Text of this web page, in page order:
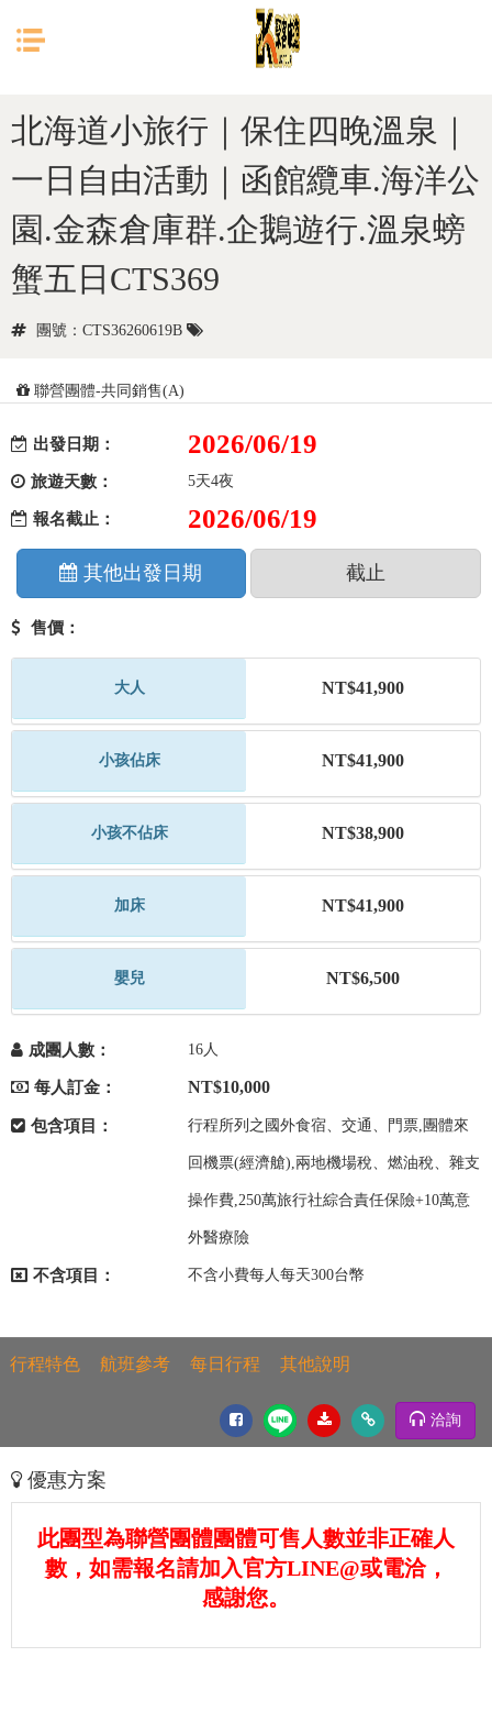
目前位置： 北海道
北海道小旅行｜保住四晚溫泉｜
一日自由活動｜函館纜車.海洋公
園.金森倉庫群.企鵝遊行.溫泉螃
蟹五日CTS369
團號：CTS36260619B
聯營團體-共同銷售(A)
出發日期： 2026/06/19
旅遊天數： 5天4夜
報名截止： 2026/06/19
其他出發日期 截止
售價：
大人 NT$41,900
小孩佔床 NT$41,900
小孩不佔床 NT$38,900
加床 NT$41,900
嬰兒 NT$6,500
成團人數： 16人
每人訂金： NT$10,000
包含項目： 行程所列之國外食宿、交通、門票,團體來
回機票(經濟艙),兩地機場稅、燃油稅、雜支
操作費,250萬旅行社綜合責任保險+10萬意
外醫療險
不含項目： 不含小費每人每天300台幣
行程特色 航班參考 每日行程 其他說明
洽詢
優惠方案
此團型為聯營團體團體可售人數並非正確人
數，如需報名請加入官方LINE@或電洽，
感謝您。